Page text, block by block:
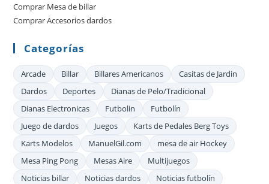
Comprar Mesa de billar
Comprar Accesorios dardos
Categorías
Arcade Billar Billares Americanos
Casitas de Jardin
Dardos
Deportes
Dianas de Pelo/Tradicional
Dianas Electronicas
Futbolin
Futbolín
Juego de dardos
Juegos
Karts de Pedales Berg Toys
Karts Modelos
ManuelGil.com
mesa de air Hockey
Mesa Ping Pong
Mesas Aire
Multijuegos
Noticias billar
Noticias dardos
Noticias futbolín